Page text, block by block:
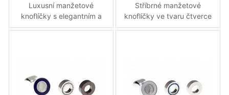
Luxusní manžetové
knoflíčky s elegantním a
jemným designem v
Stříbrné manžetové
knoflíčky ve tvaru čtverce
se čtyřiceti třemi tečkami